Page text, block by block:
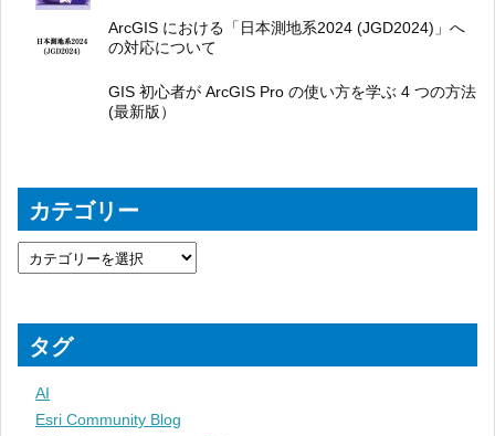
ArcGIS における「日本測地系2024 (JGD2024)」へ
の対応について
GIS 初心者が ArcGIS Pro の使い方を学ぶ 4 つの方法
(最新版）
カテゴリー
タグ
AI
Esri Community Blog